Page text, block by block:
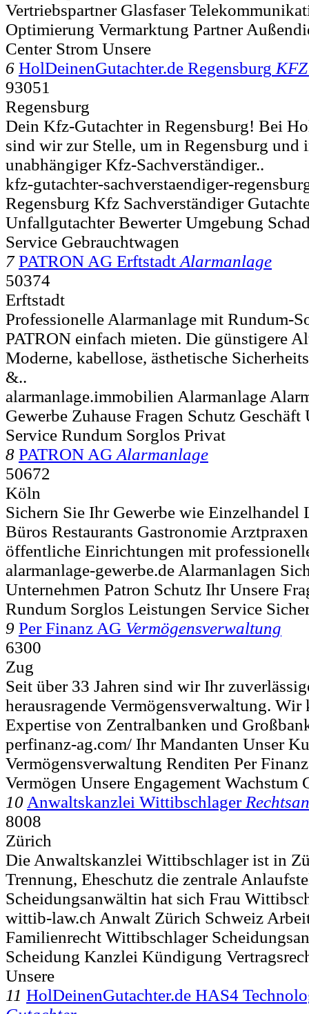
Vertriebspartner Glasfaser
Optimierung Vermarktung Partner
Center Strom Unsere
6 HolDeinenGutachter.de Regensburg
93051
Regensburg
Dein Kfz-Gutachter in Regensburg! Bei
sind wir zur Stelle, um in Regensburg und
unabhängiger Kfz-Sachverständiger..
kfz-gutachter-sachverstaendiger-
Regensburg Kfz Sachverständiger
Unfallgutachter Bewerter Umgebung
Service Gebrauchtwagen
7 PATRON AG Erftstadt Alarmanlage
50374
Erftstadt
Professionelle Alarmanlage mit Rundum-
PATRON einfach mieten. Die günstigere
Moderne, kabellose, ästhetische
&..
alarmanlage.immobilien Alarmanlage
Gewerbe Zuhause Fragen Schutz Geschäft
Service Rundum Sorglos Privat
8 PATRON AG Alarmanlage
50672
Köln
Sichern Sie Ihr Gewerbe wie Einzelhandel
Büros Restaurants Gastronomie
öffentliche Einrichtungen mit
alarmanlage-gewerbe.de Alarmanlagen
Unternehmen Patron Schutz Ihr Unsere
Rundum Sorglos Leistungen Service
9 Per Finanz AG Vermögensverwaltung
6300
Zug
Seit über 33 Jahren sind wir Ihr
herausragende Vermögensverwaltung.
Expertise von Zentralbanken und
perfinanz-ag.com/ Ihr Mandanten Unser
Vermögensverwaltung Renditen Per
Vermögen Unsere Engagement Wachstum
10 Anwaltskanzlei Wittibschlager
8008
Zürich
Die Anwaltskanzlei Wittibschlager ist in
Trennung, Eheschutz die zentrale
Scheidungsanwältin hat sich Frau
wittib-law.ch Anwalt Zürich Schweiz
Familienrecht Wittibschlager
Scheidung Kanzlei Kündigung
Unsere
11 HolDeinenGutachter.de HAS4